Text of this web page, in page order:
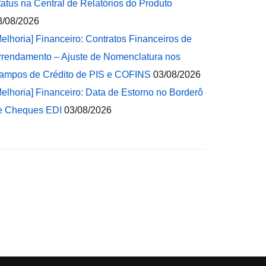
na Central de Relatórios do Produto
08/2026
Financeiro: Contratos Financeiros de
– Ajuste de Nomenclatura nos
de Crédito de PIS e COFINS 03/08/2026
Financeiro: Data de Estorno no Borderô
Cheques EDI 03/08/2026